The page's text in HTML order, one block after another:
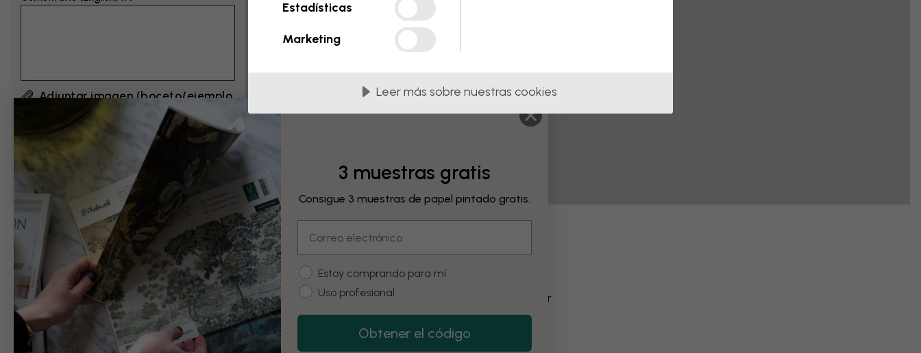
Adjuntar imagen (boceto/ejemplo
si es necesario)
Al hacer clic en ”Enviar”, acepto los
y confirmo que los he leído.
Ejemplos de cambios
En blanco y negro Cambiar el color
Vintage Restore
3 muestras gratis
Consigue 3 muestras de papel pintado gratis.
Customer type
Estoy comprando para mí
Uso profesional
Obtener el código
Estadísticas
Marketing
Leer más sobre nuestras cookies